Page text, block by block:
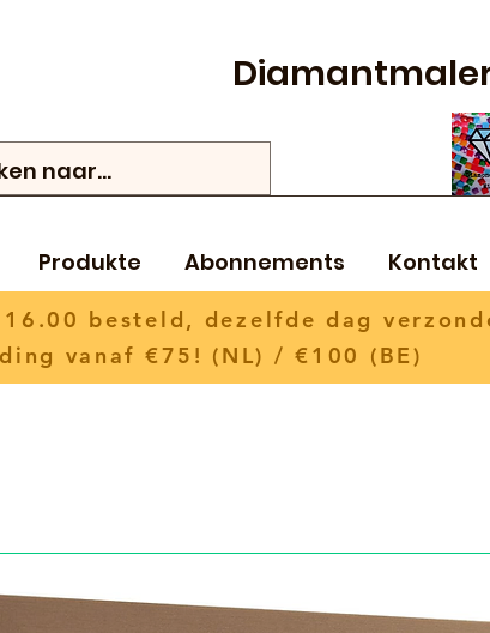
Produkte Abonnements Kontakt
16.00 besteld, dezelfde dag
vanaf €75! (NL) / €100 (BE)